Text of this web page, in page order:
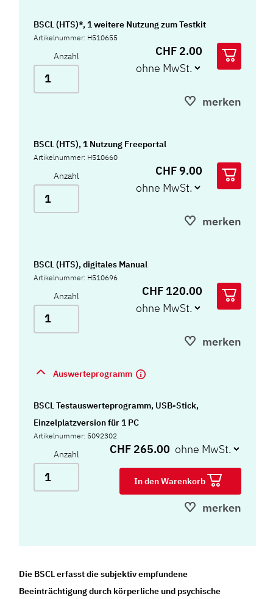
BSCL (HTS)*, 1 weitere Nutzung zum Testkit
Artikelnummer: H510655
Anzahl CHF 2.00
merken
BSCL (HTS), 1 Nutzung Freeportal
Artikelnummer: H510660
Anzahl CHF 9.00
merken
BSCL (HTS), digitales Manual
Artikelnummer: H510696
Anzahl CHF 120.00
merken
Auswerteprogramm
BSCL Testauswerteprogramm, USB-Stick,
Einzelplatzversion für 1 PC
Artikelnummer: 5092302
Anzahl CHF 265.00
In den Warenkorb
merken
Die BSCL erfasst die subjektiv empfundene
Beeinträchtigung durch körperliche und psychische